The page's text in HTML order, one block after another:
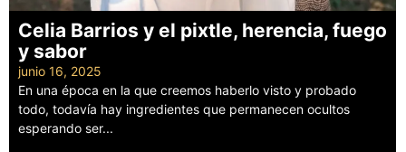
Celia Barrios y el pixtle, herencia, fuego
y sabor
junio 16, 2025
En una época en la que creemos haberlo visto y probado
todo, todavía hay ingredientes que permanecen ocultos
esperando ser...